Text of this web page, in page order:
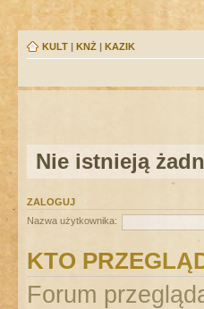
KULT | KNŻ | KAZIK
Nie istnieją
ZALOGUJ
Nazwa użytkownika:
KTO
Forum